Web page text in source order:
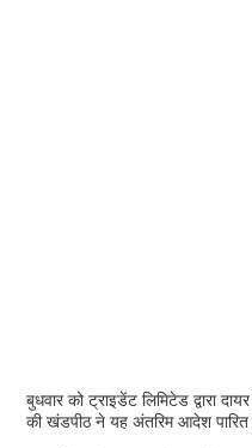
बुधवार को ट्राइडेंट लिमिटेड द्वारा
की खंडपीठ ने यह अंतरिम आदेश पारित